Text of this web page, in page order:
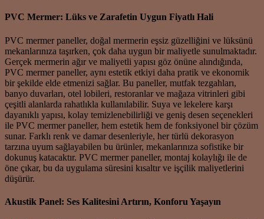
PVC Mermer: Lüks ve Zarafetin Uygun Fiyatlı Hali
PVC mermer paneller, doğal mermerin eşsiz güzelliğini ve lüksünü
mekanlarınıza taşırken, çok daha uygun bir maliyetle sunulmaktadır.
Gerçek mermerin ağır ve maliyetli yapısı göz önüne alındığında,
PVC mermer paneller, aynı estetik etkiyi daha pratik ve ekonomik
bir şekilde elde etmenizi sağlar. Bu paneller, mutfak tezgahları,
banyo duvarları, otel lobileri, restoranlar ve mağaza vitrinleri gibi
çeşitli alanlarda rahatlıkla kullanılabilir. Suya ve lekelere karşı
dayanıklı yapısı, kolay temizlenebilirliği ve geniş desen seçenekleri
ile PVC mermer paneller, hem estetik hem de fonksiyonel bir çözüm
sunar. Farklı renk ve damar desenleriyle, her türlü dekorasyon
tarzına uyum sağlayabilen bu ürünler, mekanlarınıza sofistike bir
dokunuş katacaktır. PVC mermer paneller, montaj kolaylığı ile de
öne çıkar, bu da uygulama süresini kısaltır ve işçilik maliyetlerini
düşürür.
Akustik Panel: Ses Kalitesini Artırın, Konforu Yaşayın